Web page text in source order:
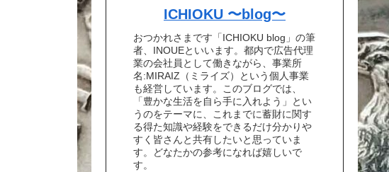
ICHIOKU 〜blog〜
おつかれさまです「ICHIOKU blog」の筆
者、INOUEといいます。都内で広告代理
業の会社員として働きながら、事業所
名:MIRAIZ（ミライズ）という個人事業
も経営しています。このブログでは、
「豊かな生活を自ら手に入れよう」とい
うのをテーマに、これまでに蓄財に関す
る得た知識や経験をできるだけ分かりや
すく皆さんと共有したいと思っていま
す。どなたかの参考になれば嬉しいで
す。